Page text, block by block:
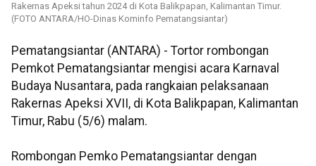
Rakernas Apeksi tahun 2024 di Kota Balikpapan, Kalimantan Timur.
(FOTO ANTARA/HO-Dinas Kominfo Pematangsiantar)
Pematangsiantar (ANTARA) - Tortor rombongan
Pemkot Pematangsiantar mengisi acara Karnaval
Budaya Nusantara, pada rangkaian pelaksanaan
Rakernas Apeksi XVII, di Kota Balikpapan, Kalimantan
Timur, Rabu (5/6) malam.
Rombongan Pemko Pematangsiantar dengan